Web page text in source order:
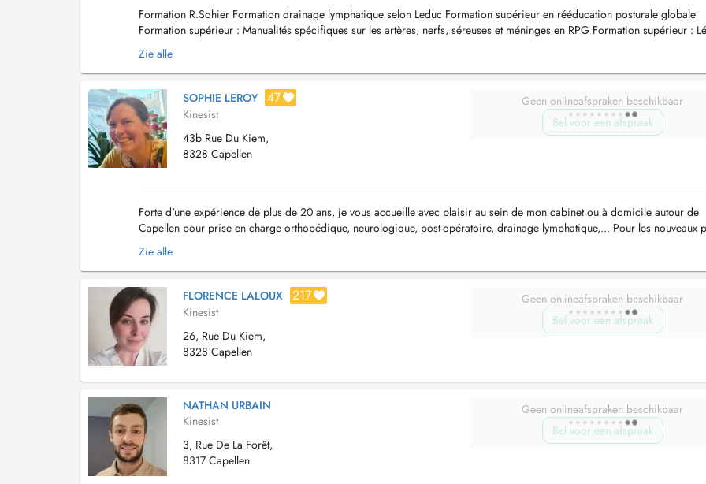
Formation R.Sohier Formation drainage lymphatique selon Leduc Formation supérieur en rééducation posturale globale
Formation supérieur : Manualités spécifiques sur les artères, nerfs, séreuses et méninges en RPG Formation supérieur :
articulaires en RPG ...
Zie alle
SOPHIE LEROY 47
Kinesist
43b Rue Du Kiem,
8328 Capellen
Geen onlineafspraken beschikbaar
Bel voor een afspraak
Forte d'une expérience de plus de 20 ans, je vous accueille avec plaisir au sein de mon cabinet ou à domicile autour de
Capellen pour prise en charge orthopédique, neurologique, post-opératoire, drainage lymphatique,... Pour les nouveaux
merci d'indiquer votre nom, adresse et numéro de té...
Zie alle
FLORENCE LALOUX 217
Kinesist
26, Rue Du Kiem,
8328 Capellen
Geen onlineafspraken beschikbaar
Bel voor een afspraak
NATHAN URBAIN
Kinesist
3, Rue De La Forêt,
8317 Capellen
Geen onlineafspraken beschikbaar
Bel voor een afspraak